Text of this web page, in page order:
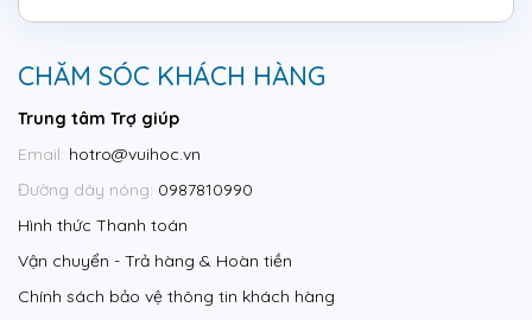
CHĂM SÓC KHÁCH HÀNG
Trung tâm Trợ giúp
Email: hotro@vuihoc.vn
Đường dây nóng: 0987810990
Hình thức Thanh toán
Vận chuyển - Trả hàng & Hoàn tiền
Chính sách bảo vệ thông tin khách hàng